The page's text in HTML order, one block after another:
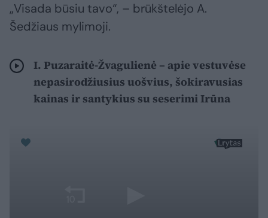
„Visada būsiu tavo“, – brūkštelėjo A.
Šedžiaus mylimoji.
I. Puzaraitė-Žvagulienė – apie vestuvėse
nepasirodžiusius uošvius, šokiravusias
kainas ir santykius su seserimi Irūna